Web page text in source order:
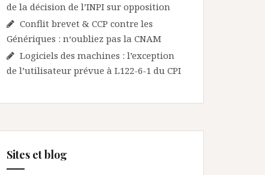
de la décision de l’INPI sur opposition
Conflit brevet & CCP contre les
Génériques : n‘oubliez pas la CNAM
Logiciels des machines : l’exception
de l’utilisateur prévue à L122-6-1 du CPI
Sites et blog